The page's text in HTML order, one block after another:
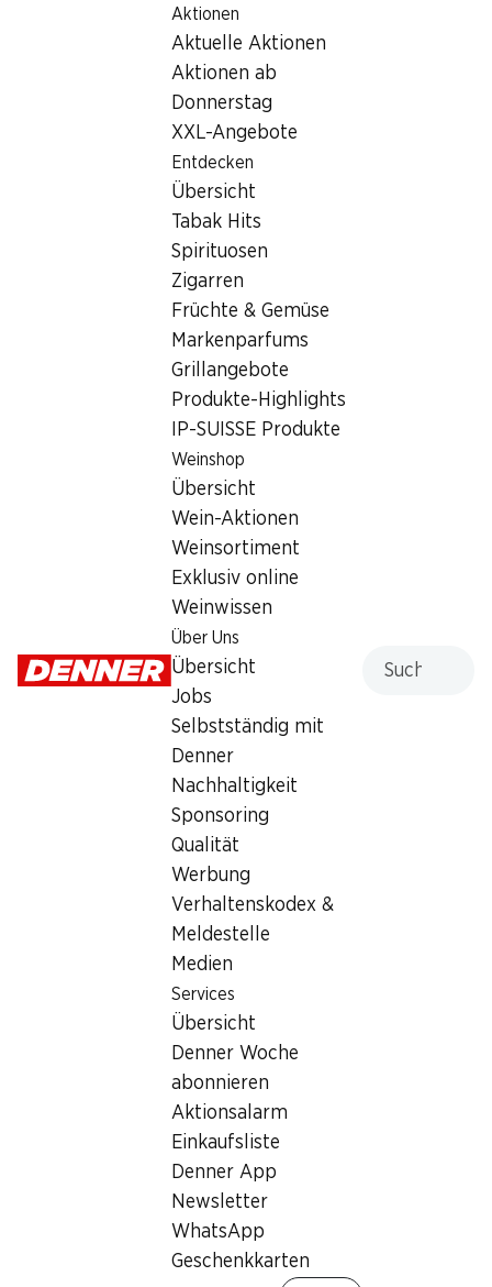
Aktionen
Aktuelle Aktionen
Aktionen ab
Donnerstag
XXL-Angebote
Entdecken
Übersicht
Tabak Hits
Spirituosen
Zigarren
Früchte & Gemüse
Markenparfums
Grillangebote
Produkte-Highlights
IP-SUISSE Produkte
Weinshop
Übersicht
Wein-Aktionen
Weinsortiment
Exklusiv online
Weinwissen
Über Uns
Übersicht
Jobs
Selbstständig mit
Denner
Nachhaltigkeit
Sponsoring
Qualität
Werbung
Verhaltenskodex &
Meldestelle
Medien
Services
Übersicht
Denner Woche
abonnieren
Aktionsalarm
Einkaufsliste
Denner App
Newsletter
WhatsApp
Geschenkkarten
Filialsuche
Denner Filiale Oberwilerstrasse 40, 4106 Therwil
4106 Therwil
Oberwilerstrasse 40, 4106 Therwil
Öffnungszeiten
07:30 - 20:00
Samstag 08:00 - 18:00
Bargeldbezug mit Post - / M-Card